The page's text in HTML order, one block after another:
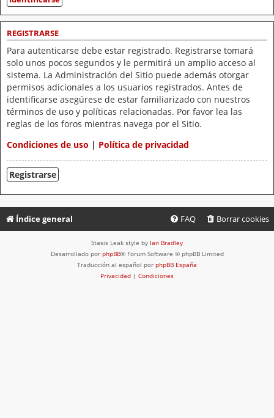
REGISTRARSE
Para autenticarse debe estar registrado. Registrarse tomará
solo unos pocos segundos y le permitirá un amplio acceso al
sistema. La Administración del Sitio puede además otorgar
permisos adicionales a los usuarios registrados. Antes de
identificarse asegúrese de estar familiarizado con nuestros
términos de uso y políticas relacionadas. Por favor lea las
reglas de los foros mientras navega por el Sitio.
Condiciones de uso | Política de privacidad
Registrarse
Índice general Borrar cookies
FAQ
Stasis Leak style by Ian Bradley
Desarrollado por phpBB® Forum Software © phpBB Limited
Traducción al español por phpBB España
Privacidad | Condiciones